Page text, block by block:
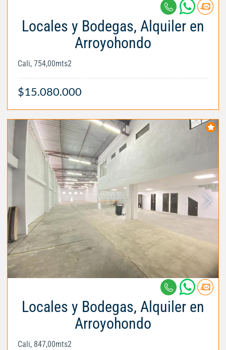
Locales y Bodegas, Alquiler en
Arroyohondo
Cali, 754,00mts2
$15.080.000
Locales y Bodegas, Alquiler en
Arroyohondo
Cali, 847,00mts2